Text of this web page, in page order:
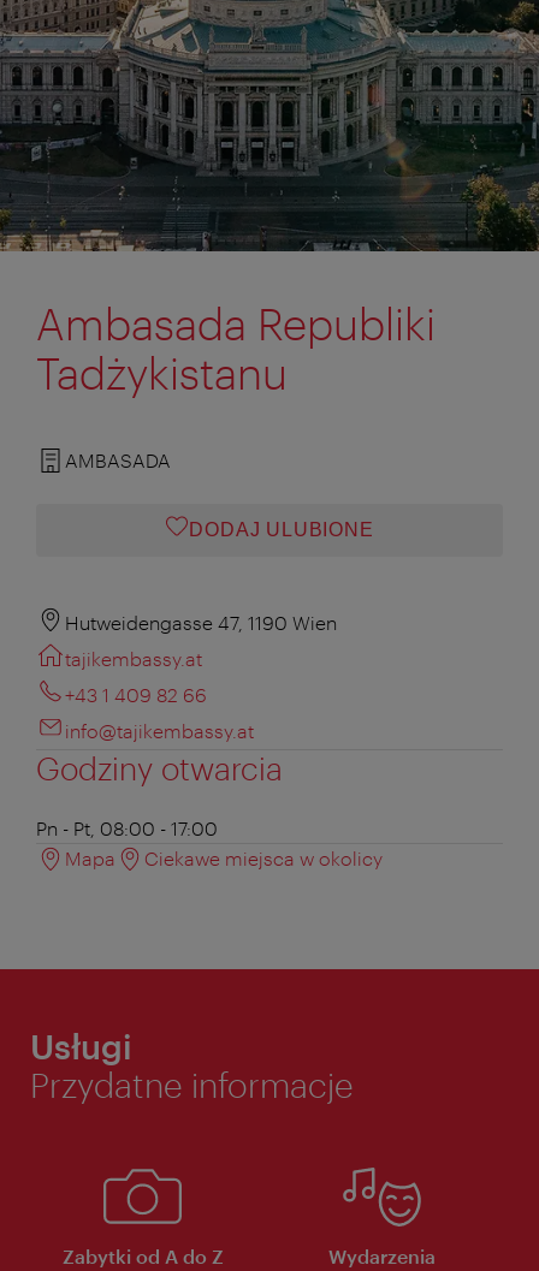
Ambasada Republiki
Tadżykistanu
AMBASADA
DODAJ ULUBIONE
Hutweidengasse 47, 1190 Wien
tajikembassy.at
+43 1 409 82 66
info@tajikembassy.at
Godziny otwarcia
Pn - Pt, 08:00 - 17:00
Mapa
Ciekawe miejsca w okolicy
Usługi
Przydatne informacje
Zabytki od A do Z Wydarzenia